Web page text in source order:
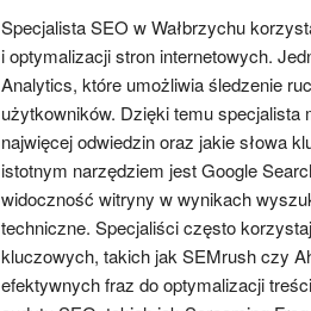
Specjalista SEO w Wałbrzychu
i optymalizacji stron internetowych.
Analytics, które umożliwia śledzenie
użytkowników. Dzięki temu
najwięcej odwiedzin oraz jakie słowa
istotnym narzędziem jest Google
widoczność witryny w wynikach
techniczne. Specjaliści często
kluczowych, takich jak SEMrush czy
efektywnych fraz do optymalizacji